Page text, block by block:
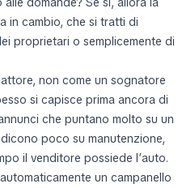
in cambio, che si tratti di
proprietari o semplicemente di
non come un sognatore
si capisce prima ancora di
che puntano molto su un
poco su manutenzione,
il venditore possiede l’auto.
un campanello